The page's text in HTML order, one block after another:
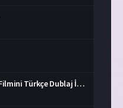
Dünya Savaşı Z 2 Filmini Türkçe Dublaj İzle